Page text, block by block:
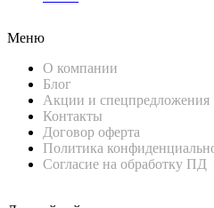
Меню
О компании
Блог
Акции и спецпредложения
Контакты
Договор оферта
Политика
Согласие на обработку ПД